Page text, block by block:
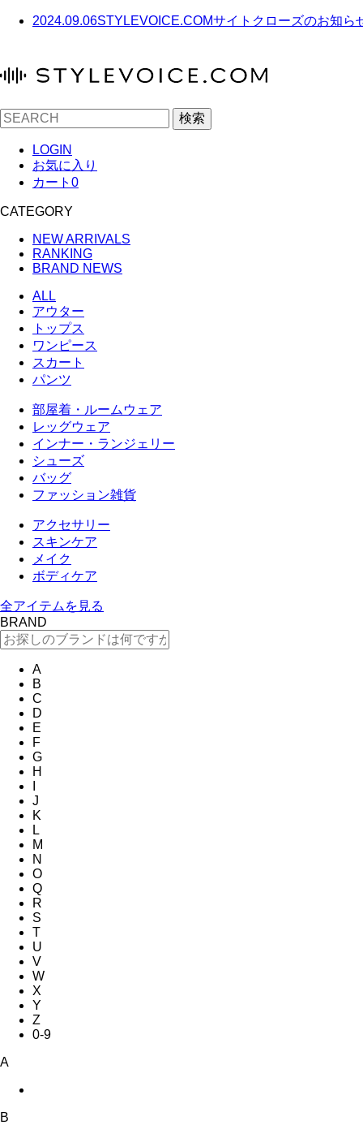
2024.09.06STYLEVOICE.COMサイトクローズのお知ら
検索
LOGIN
お気に入り
カート 0
CATEGORY
NEW ARRIVALS
RANKING
BRAND NEWS
ALL
アウター
トップス
ワンピース
スカート
パンツ
部屋着・ルームウェア
レッグウェア
インナー・ランジェリー
シューズ
バッグ
ファッション雑貨
アクセサリー
スキンケア
メイク
ボディケア
全アイテムを見る
BRAND
A
B
C
D
E
F
G
H
J
K
L
M
N
O
Q
R
S
T
U
V
W
X
Y
Z
0-9
A
B